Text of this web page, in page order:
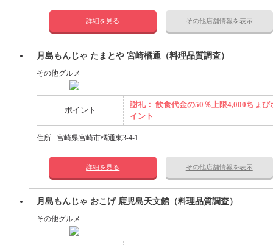
詳細を見る その他店舗情報を表示
月島もんじゃ たまとや 宮崎橘通（料理品質調査）
その他グルメ
ポイント
謝礼： 飲食代金の50％上限4,000ちょび
イント
住所 : 宮崎県宮崎市橘通東3-4-1
詳細を見る その他店舗情報を表示
月島もんじゃ おこげ 鹿児島天文館（料理品質調査）
その他グルメ